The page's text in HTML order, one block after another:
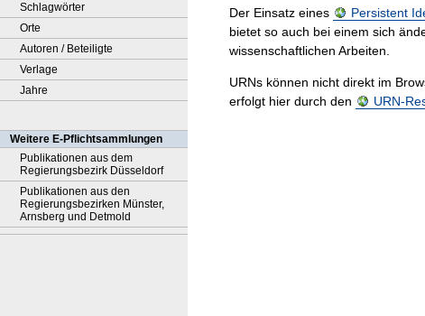
Schlagwörter
Orte
Autoren / Beteiligte
Verlage
Jahre
Weitere E-Pflichtsammlungen
Publikationen aus dem
Regierungsbezirk Düsseldorf
Publikationen aus den
Regierungsbezirken Münster,
Arnsberg und Detmold
Der Einsatz eines Persistent
bietet so auch bei einem sich
wissenschaftlichen Arbeiten.
URNs können nicht direkt im
erfolgt hier durch den
URN-